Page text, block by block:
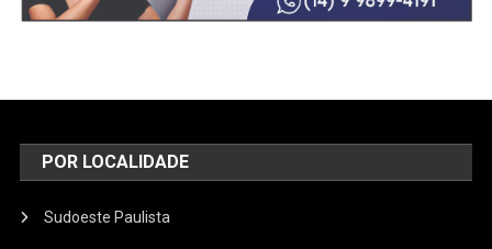
POR LOCALIDADE
Sudoeste Paulista